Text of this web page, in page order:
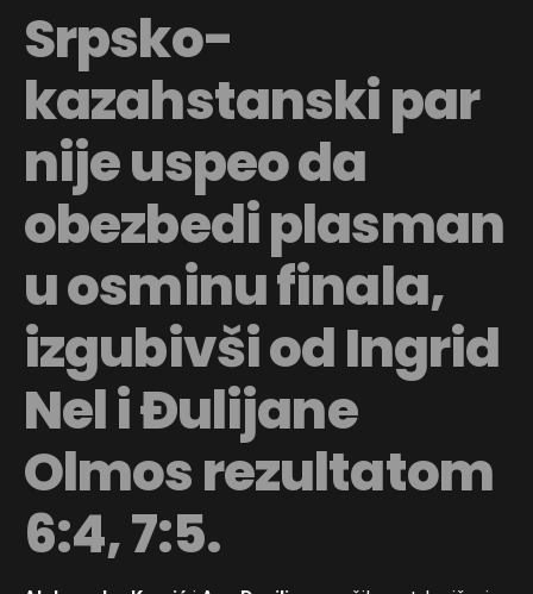
Srpsko-
kazahstanski par
nije uspeo da
obezbedi plasman
u osminu finala,
izgubivši od Ingrid
Nel i Đulijane
Olmos rezultatom
6:4, 7:5.